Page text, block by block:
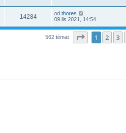
14284 od thores
09 lis 2021, 14:54
562 témat Stránka z
1 2 3